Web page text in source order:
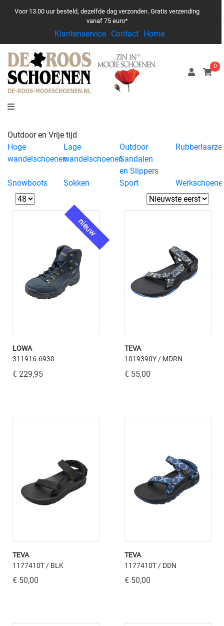
Voor 13.00 uur besteld, dezelfde dag verzonden. Gratis verzending
vanaf 75 euro*
Klantenservice Contact Home
0
Outdoor en Vrije tijd
Hoge
wandelschoenen
Lage
wandelschoenen
Outdoor
Sandalen
en Slippers
Snowboots Sokken Sport
nieuw
LOWA
311916-6930
€ 229,95
TEVA
1019390Y / MDRN
€ 55,00
TEVA
1177410T / BLK
€ 50,00
TEVA
1177410T / DDN
€ 50,00